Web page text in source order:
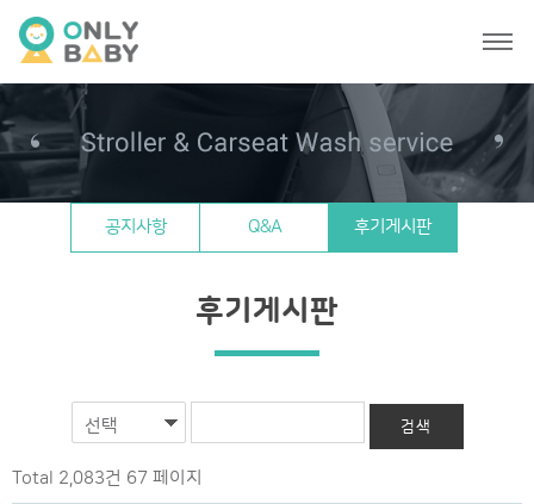
공지사항 Q&A 후기게시판
후기게시판
선택
Total 2,083건 67 페이지